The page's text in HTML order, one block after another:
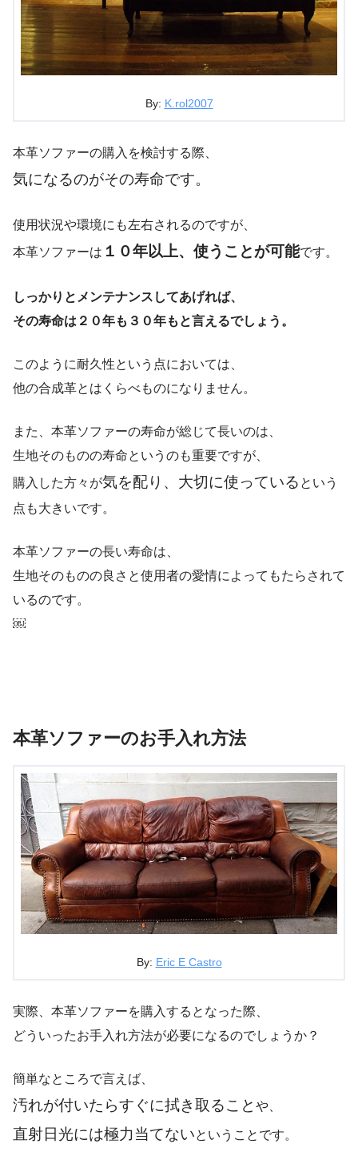
By: K.rol2007
本革ソファーの購入を検討する際、
気になるのがその寿命です。
使用状況や環境にも左右されるのですが、
本革ソファーは １０年以上、使うことが可能です。
しっかりとメンテナンスしてあげれば、
その寿命は２０年も３０年もと言えるでしょう。
このように耐久性という点においては、
他の合成革とはくらべものになりません。
また、本革ソファーの寿命が総じて長いのは、
生地そのものの寿命というのも重要ですが、
購入した方々が気を配り、大切に使っている という
点も大きいです。
本革ソファーの長い寿命は、
生地そのものの良さと使用者の愛情によってもたらされて
いるのです。
￼
本革ソファーのお手入れ方法
By: Eric E Castro
実際、本革ソファーを購入するとなった際、
どういったお手入れ方法が必要になるのでしょうか？
簡単なところで言えば、
汚れが付いたらすぐに拭き取ること や、
直射日光には極力当てないということです。